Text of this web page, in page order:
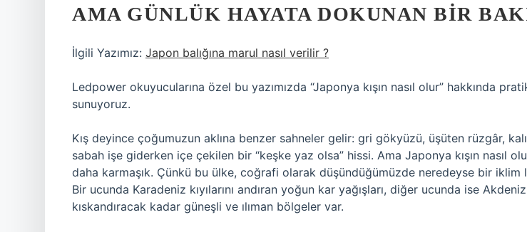
AMA GÜNLÜK HAYATA DOKUNAN BIR
İlgili Yazımız: Japon balığına marul nasıl verilir ?
Ledpower okuyucularına özel bu yazımızda “Japonya kışın nasıl olur” hakkında
sunuyoruz.
Kış deyince çoğumuzun aklına benzer sahneler gelir: gri gökyüzü, üşüten rüzgâr,
sabah işe giderken içe çekilen bir “keşke yaz olsa” hissi. Ama Japonya kışın nasıl
daha karmaşık. Çünkü bu ülke, coğrafi olarak düşündüğümüzde neredeyse bir iklim
Bir ucunda Karadeniz kıyılarını andıran yoğun kar yağışları, diğer ucunda ise Akdeniz
kıskandıracak kadar güneşli ve ılıman bölgeler var.